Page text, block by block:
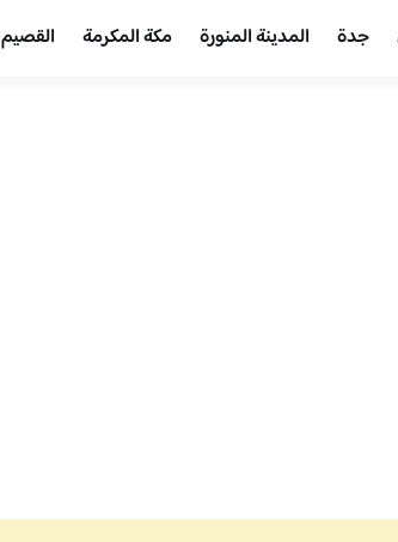
جدة المدينة المنورة مكة المكرمة القصيم